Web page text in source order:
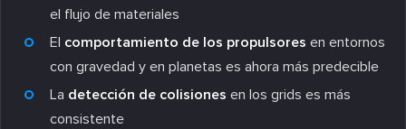
el flujo de materiales
El comportamiento de los propulsores en entornos
con gravedad y en planetas es ahora más predecible
La detección de colisiones en los grids es más
consistente